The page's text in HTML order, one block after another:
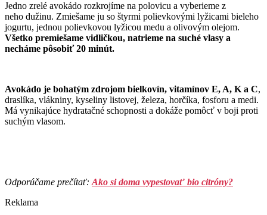
Jedno zrelé avokádo rozkrojíme na polovicu a vyberieme z
neho dužinu. Zmiešame ju so štyrmi polievkovými lyžicami bieleho
jogurtu, jednou polievkovou lyžicou medu a olivovým olejom.
Všetko premiešame vidličkou, natrieme na suché vlasy a
necháme pôsobiť 20 minút.
Avokádo je bohatým zdrojom bielkovín, vitamínov E, A, K a C,
draslíka, vlákniny, kyseliny listovej, železa, horčíka, fosforu a medi.
Má vynikajúce hydratačné schopnosti a dokáže pomôcť v boji proti
suchým vlasom.
Odporúčame prečítať:Ako si doma vypestovať bio citróny?
Reklama